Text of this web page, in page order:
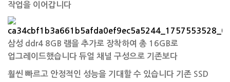
작업을 이어갑니다
삼성 ddr4 8GB 램을 추가로 장착하여 총 16GB로
업그레이드했습니다 듀얼 채널 구성으로 기존보다
훨씬 빠르고 안정적인 성능을 기대할 수 있습니다 기존 SSD